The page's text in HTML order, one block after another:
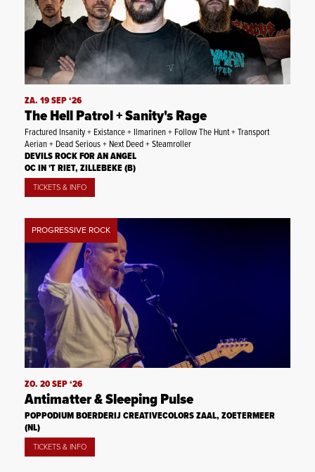
ZA. 19 SEP ‘26
The Hell Patrol + Sanity's Rage
Fractured Insanity + Existance + Ilmarinen + Follow The Hunt + Transport
Aerian + Dead Serious + Next Deed + Steamroller
DEVILS ROCK FOR AN ANGEL
OC IN 'T RIET, ZILLEBEKE (B)
TICKETS & INFO
PROGRESSIVE ROCK
ZO. 20 SEP ‘26
Antimatter & Sleeping Pulse
POPPODIUM BOERDERIJ CREATIVECOLORS ZAAL, ZOETERMEER
(NL)
TICKETS & INFO